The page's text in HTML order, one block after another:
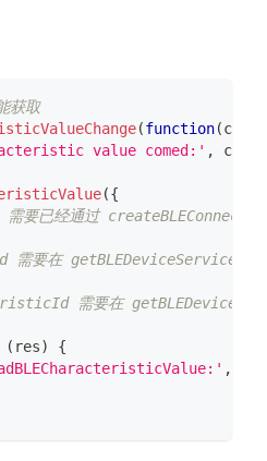
获取
(function(
value comed:' ,
({
已经通过
要在 getBLEDeviceServices 接
需要在
( res)
{
,